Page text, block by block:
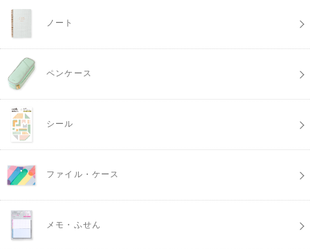
ノート
ペンケース
シール
ファイル・ケース
メモ・ふせん